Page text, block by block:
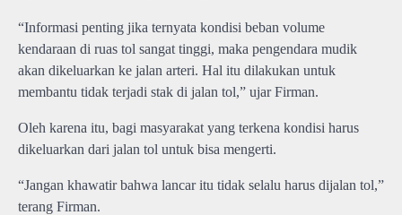
“Informasi penting jika ternyata kondisi beban volume
kendaraan di ruas tol sangat tinggi, maka pengendara mudik
akan dikeluarkan ke jalan arteri. Hal itu dilakukan untuk
membantu tidak terjadi stak di jalan tol,” ujar Firman.
Oleh karena itu, bagi masyarakat yang terkena kondisi harus
dikeluarkan dari jalan tol untuk bisa mengerti.
“Jangan khawatir bahwa lancar itu tidak selalu harus dijalan tol,”
terang Firman.